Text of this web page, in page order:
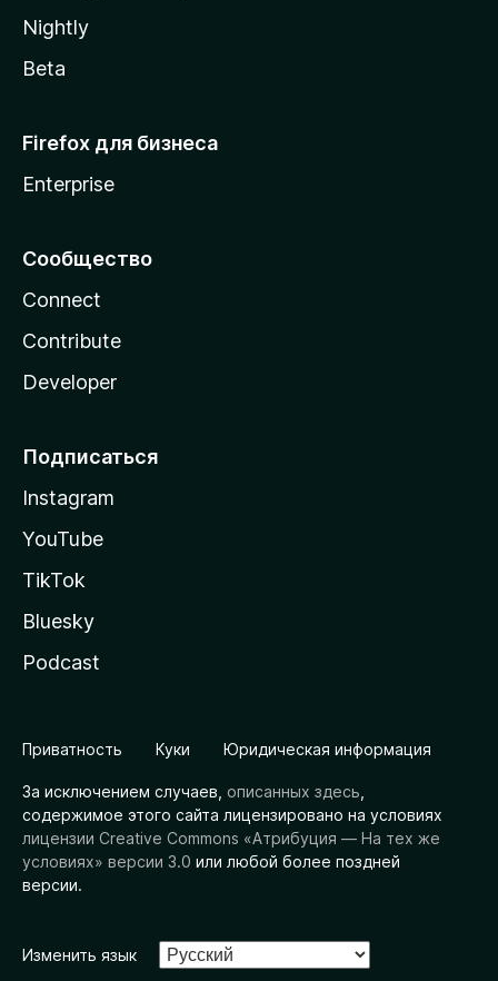
Nightly
Beta
Firefox для бизнеса
Enterprise
Сообщество
Connect
Contribute
Developer
Подписаться
Instagram
YouTube
TikTok
Bluesky
Podcast
Приватность Куки Юридическая информация
За исключением случаев, описанных здесь
содержимое этого сайта лицензировано на условиях
лицензии Creative Commons «Атрибуция — На тех же
условиях» версии 3.0 или любой более поздней
версии.
Изменить язык